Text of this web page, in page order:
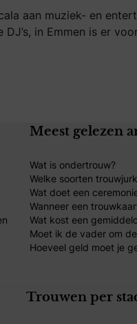
aan muziek- en
in Emmen is er
Meest gelezen
Wat is ondertrouw?
Welke soorten
Wat doet een
Wanneer een
Wat kost een
Moet ik de vader om
Hoeveel geld moet je
Trouwen per